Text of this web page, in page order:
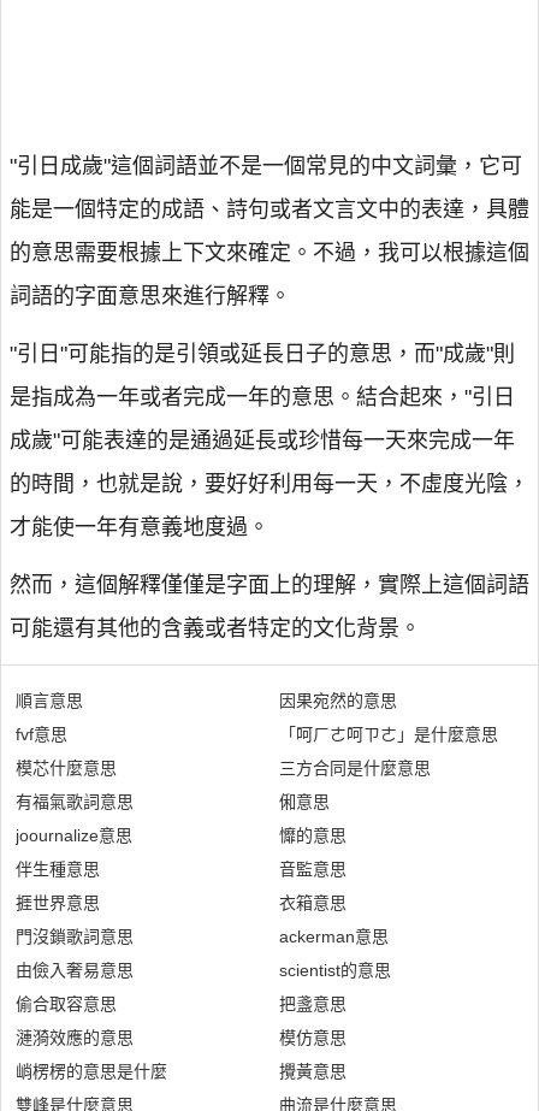
"引日成歲"這個詞語並不是一個常見的中文詞彙，它可
能是一個特定的成語、詩句或者文言文中的表達，具體
的意思需要根據上下文來確定。不過，我可以根據這個
詞語的字面意思來進行解釋。
"引日"可能指的是引領或延長日子的意思，而"成歲"則
是指成為一年或者完成一年的意思。結合起來，"引日
成歲"可能表達的是通過延長或珍惜每一天來完成一年
的時間，也就是說，要好好利用每一天，不虛度光陰，
才能使一年有意義地度過。
然而，這個解釋僅僅是字面上的理解，實際上這個詞語
可能還有其他的含義或者特定的文化背景。
順言意思
fvf意思
模芯什麼意思
有福氣歌詞意思
joournalize意思
伴生種意思
捱世界意思
門沒鎖歌詞意思
由儉入奢易意思
偷合取容意思
漣漪效應的意思
峭楞楞的意思是什麼
雙峰是什麼意思
因果宛然的意思
「呵ㄏㄜ呵ㄗㄜ」是什麼意思
三方合同是什麼意思
俰意思
戂的意思
音監意思
衣箱意思
ackerman意思
scientist的意思
把盞意思
模仿意思
攪黃意思
曲流是什麼意思